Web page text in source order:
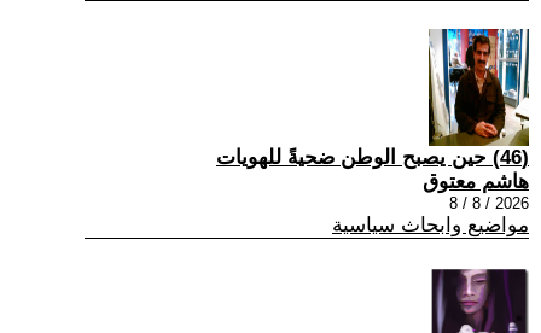
(46) حين يصبح الوطن ضحيةً للهويات
هاشم معتوق
2026 / 8 / 8
مواضيع وابحاث سياسية